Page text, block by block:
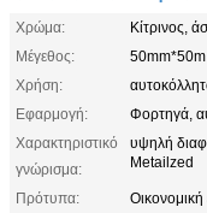
Χρώμα:
Κίτρινος,
Μέγεθος:
50mm*50m
Χρήση:
Εφαρμογή:
Φορτηγά,
Χαρακτηριστικό
γνώρισμα:
υψηλή
Metailzed
Πρότυπα: